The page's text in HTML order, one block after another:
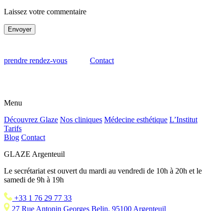
Laissez votre commentaire
Envoyer
prendre rendez-vous Contact
Menu
Découvrez Glaze Nos cliniques Médecine esthétique L’Institut
Tarifs
Blog Contact
GLAZE Argenteuil
Le secrétariat est ouvert du mardi au vendredi de 10h à 20h et le
samedi de 9h à 19h
+33 1 76 29 77 33
27 Rue Antonin Georges Belin, 95100 Argenteuil